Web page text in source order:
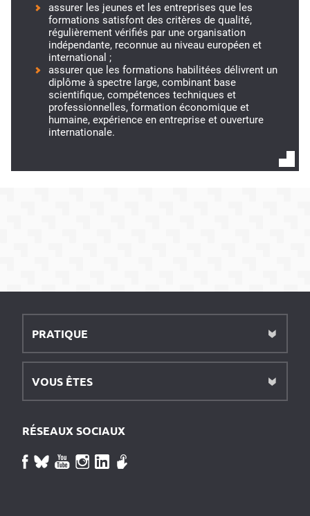
assurer les jeunes et les entreprises que les
formations satisfont des critères de qualité,
régulièrement vérifiés par une organisation
indépendante, reconnue au niveau européen et
international ;
assurer que les formations habilitées délivrent un
diplôme à spectre large, combinant base
scientifique, compétences techniques et
professionnelles, formation économique et
humaine, expérience en entreprise et ouverture
internationale.
PRATIQUE
VOUS ÊTES
RÉSEAUX SOCIAUX